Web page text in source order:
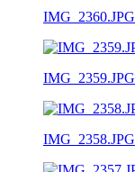
IMG_2360.JPG
IMG_2359.JPG
IMG_2358.JPG